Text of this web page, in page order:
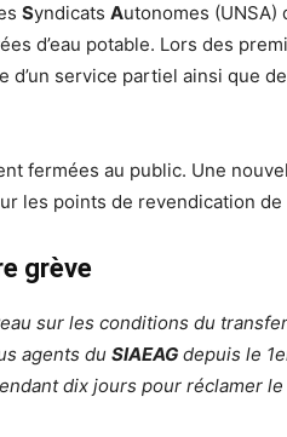
Syndicats Autonomes
d’eau potable. Lors des
d’un service partiel ainsi que
fermées au public. Une
les points de revendication de
grève
sur les conditions du
agents du SIAEAG depuis le
dix jours pour réclamer